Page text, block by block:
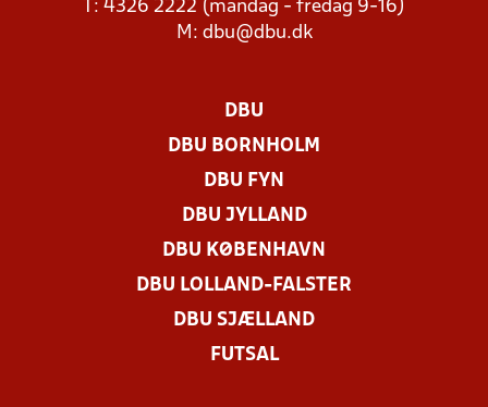
T: 4326 2222 (mandag - fredag 9-16)
M: dbu@dbu.dk
DBU
DBU BORNHOLM
DBU FYN
DBU JYLLAND
DBU KØBENHAVN
DBU LOLLAND-FALSTER
DBU SJÆLLAND
FUTSAL